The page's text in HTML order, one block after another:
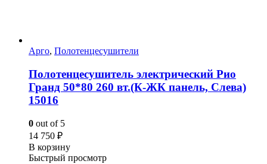
Арго, Полотенцесушители
Полотенцесушитель электрический Рио
Гранд 50*80 260 вт.(К-ЖК панель, Слева)
15016
0 out of 5
14 750 ₽
В корзину
Быстрый просмотр